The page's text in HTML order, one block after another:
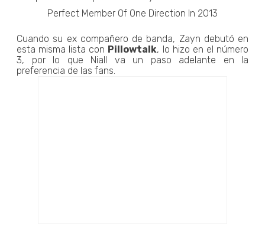
Cuando su ex compañero de banda, Zayn debutó en
esta misma lista con Pillowtalk, lo hizo en el número
3, por lo que Niall va un paso adelante en la
preferencia de las fans.